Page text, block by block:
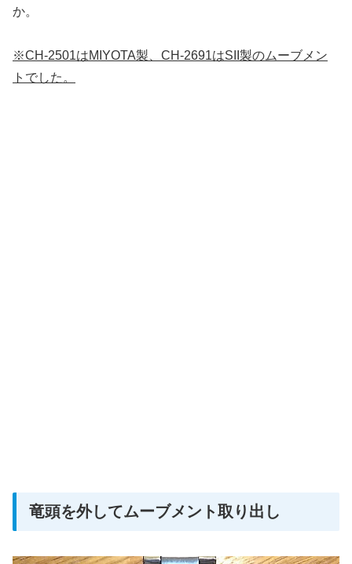
か。
※CH-2501はMIYOTA製、CH-2691はSII製のムーブメン
トでした。
竜頭を外してムーブメント取り出し